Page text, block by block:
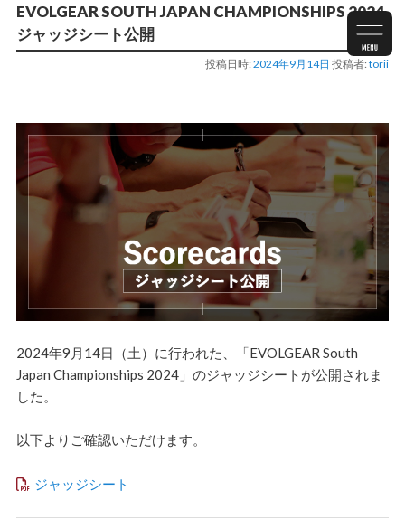
EVOLGEAR SOUTH JAPAN CHAMPIONSHIPS 2024
ジャッジシート公開
投稿日時:2024年9月14日 投稿者:torii
2024年9月14日（土）に行われた、「EVOLGEAR South
Japan Championships 2024」のジャッジシートが公開されま
した。
以下よりご確認いただけます。
ジャッジシート